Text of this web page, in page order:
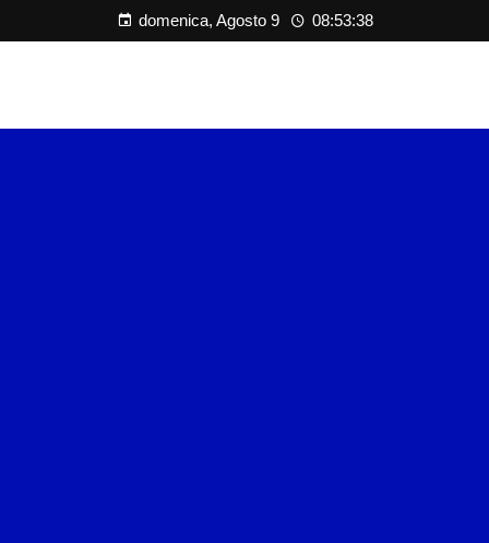
domenica, Agosto 9 08:53:39